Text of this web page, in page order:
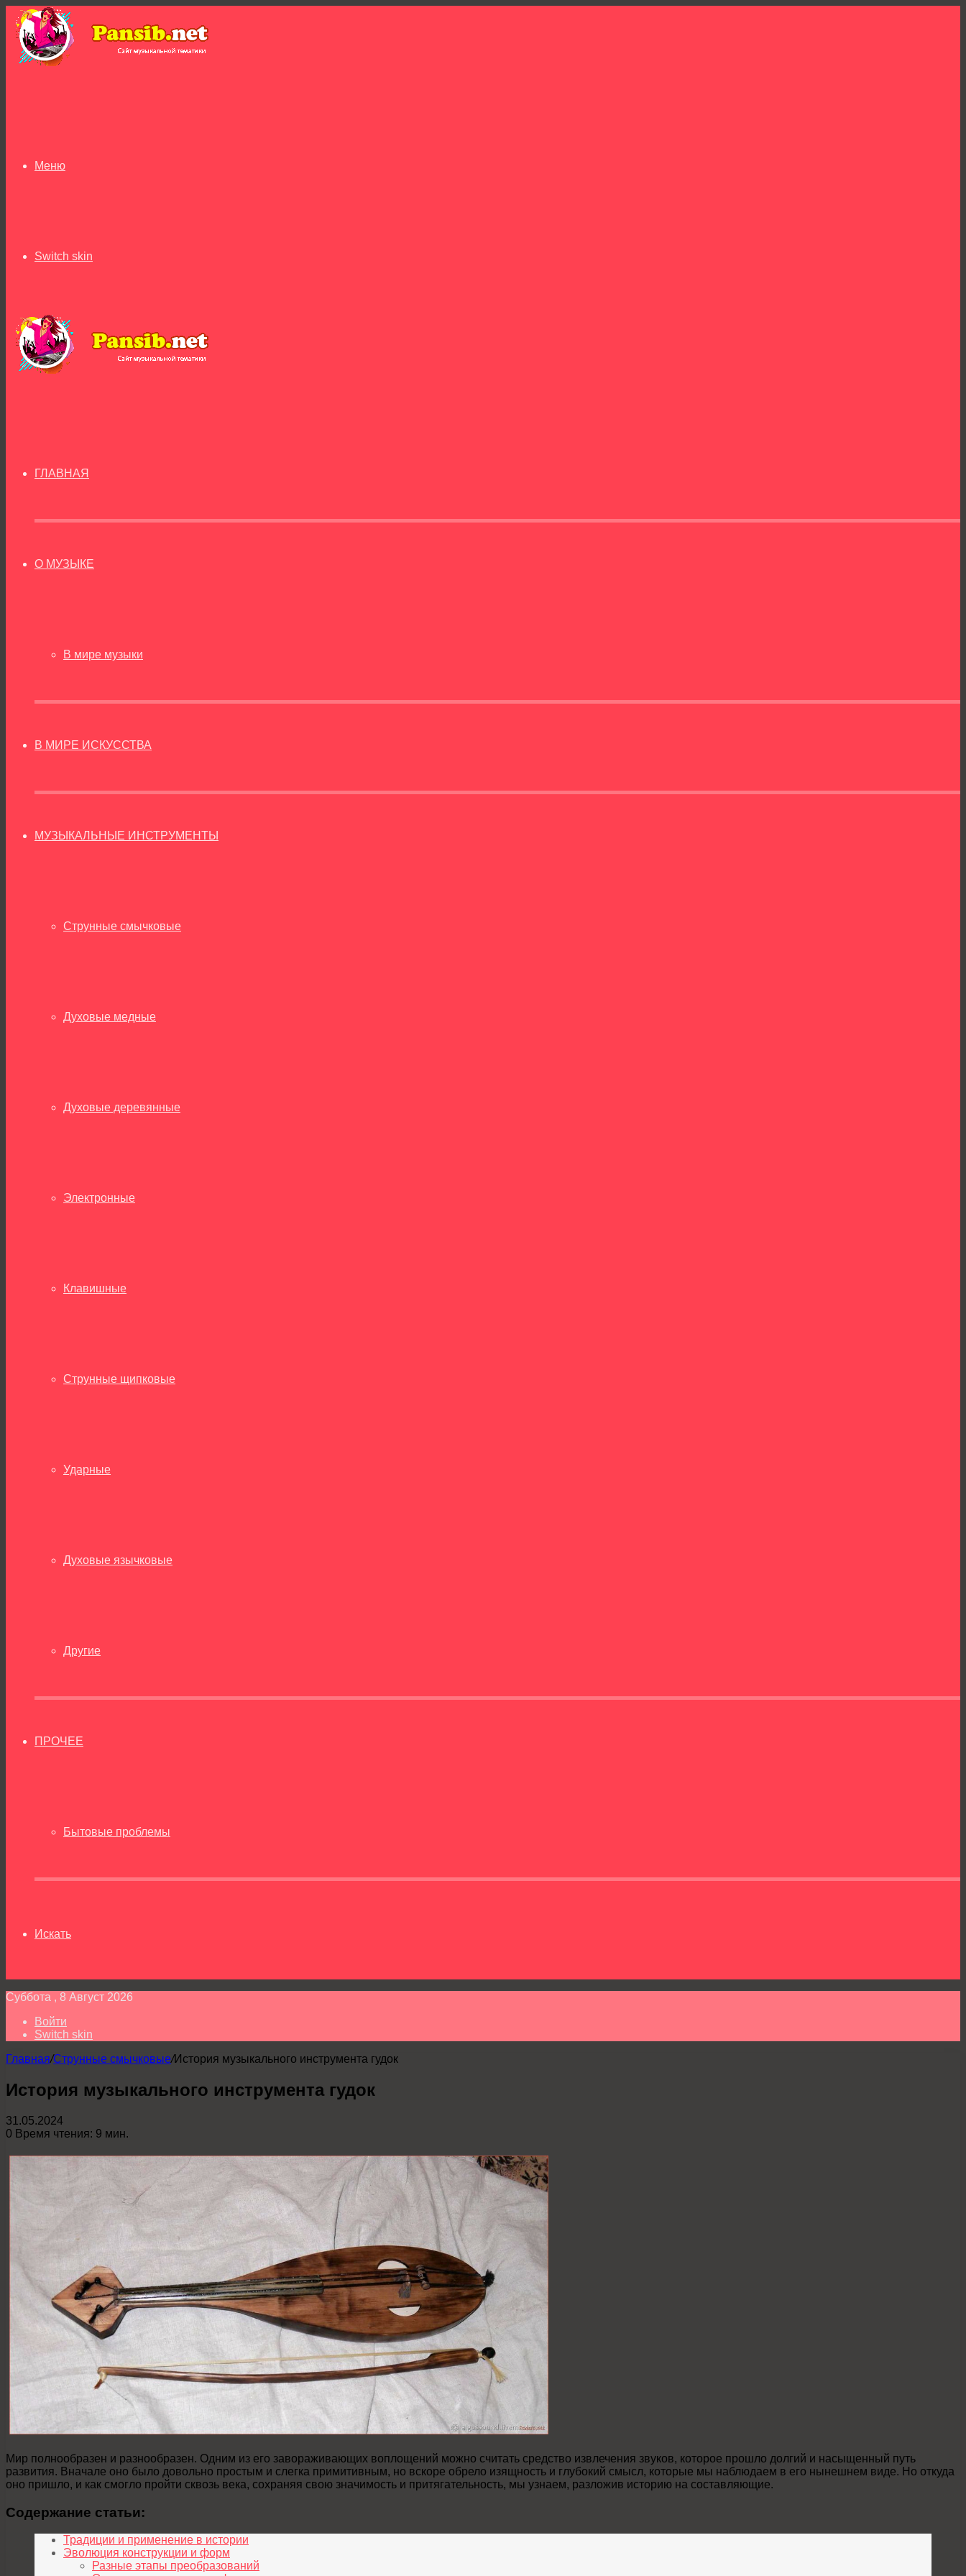
Меню
Switch skin
ГЛАВНАЯ
О МУЗЫКЕ
В мире музыки
В МИРЕ ИСКУССТВА
МУЗЫКАЛЬНЫЕ ИНСТРУМЕНТЫ
Струнные смычковые
Духовые медные
Духовые деревянные
Электронные
Клавишные
Струнные щипковые
Ударные
Духовые язычковые
Другие
ПРОЧЕЕ
Бытовые проблемы
Искать
Суббота , 8 Август 2026
Войти
Switch skin
Главная/Струнные смычковые/История музыкального инструмента гудок
История музыкального инструмента гудок
31.05.2024
0 Время чтения: 9 мин.
Мир полнообразен и разнообразен. Одним из его завораживающих воплощений можно считать средство извлечения звуков, которое прошло долгий и насыщенный путь
развития. Вначале оно было довольно простым и слегка примитивным, но вскоре обрело изящность и глубокий смысл, которые мы наблюдаем в его нынешнем виде. Но откуда
оно пришло, и как смогло пройти сквозь века, сохраняя свою значимость и притягательность, мы узнаем, разложив историю на составляющие.
Содержание статьи:
Традиции и применение в истории
Эволюция конструкции и форм
Разные этапы преобразований